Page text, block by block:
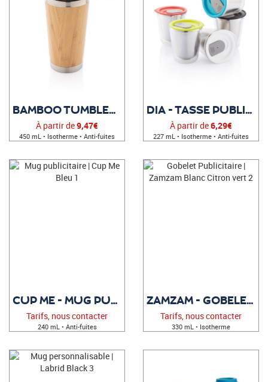
BAMBOO TUMBLER - MUG DOUBLE PAROI BAMBOU
À partir de9,47€
450 mL • Isotherme • Anti-fuites
DIA - TASSE PUBLICITAIRE
À partir de6,29€
227 mL • Isotherme • Anti-fuites
CUP ME - MUG PUBLICITAIRE
Tarifs, nous contacter
240 mL • Anti-fuites
ZAMZAM - GOBELET PUBLICITAIRE
Tarifs, nous contacter
330 mL • Isotherme